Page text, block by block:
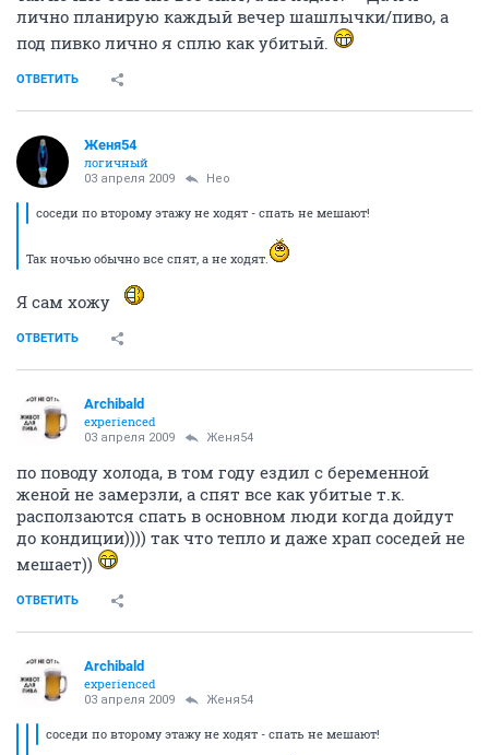
лично планирую каждый вечер шашлычки/пиво, а
под пивко лично я сплю как убитый.
ОТВЕТИТЬ
Женя54
логичный
03 апреля 2009 Heo
соседи по второму этажу не ходят - спать не мешают!
Так ночью обычно все спят, а не ходят.
Я сам хожу
ОТВЕТИТЬ
Archibald
experienced
03 апреля 2009 Женя54
по поводу холода, в том году ездил с беременной
женой не замерзли, а спят все как убитые т.к.
расползаются спать в основном люди когда дойдут
до кондиции)))) так что тепло и даже храп соседей не
мешает))
ОТВЕТИТЬ
Archibald
experienced
03 апреля 2009 Женя54
соседи по второму этажу не ходят - спать не мешают!